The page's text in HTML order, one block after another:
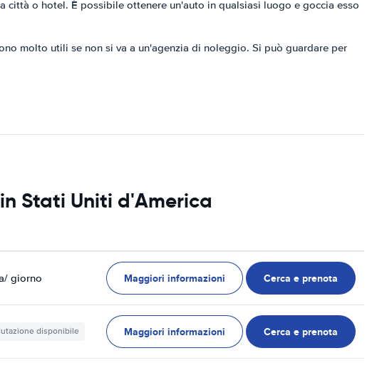
o hotel. È possibile ottenere un'auto in qualsiasi luogo e goccia esso
molto utili se non si va a un'agenzia di noleggio. Si può guardare per
Stati Uniti d'America
/ giorno Maggiori informazioni Cerca e prenota
disponibile Maggiori informazioni Cerca e prenota